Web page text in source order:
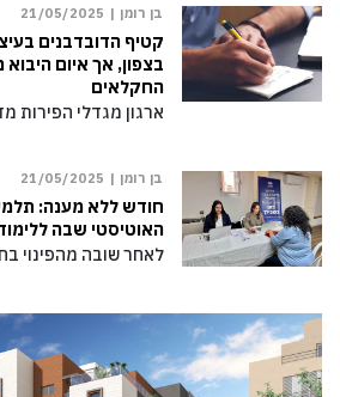
בן רומן | 21/05/2025
קטיף הדובדבנים
בצפון, אך איום
החקלאים
ארגון מגדלי הפירות
בן רומן | 21/05/2025
חודש ללא מענה:
האוטיסטי שבה
לאחר שובה מהפינוי